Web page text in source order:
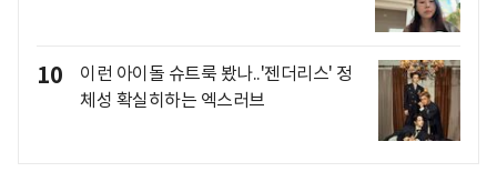
10
이런 아이돌 슈트룩 봤나..'젠더리스' 정
체성 확실히하는 엑스러브